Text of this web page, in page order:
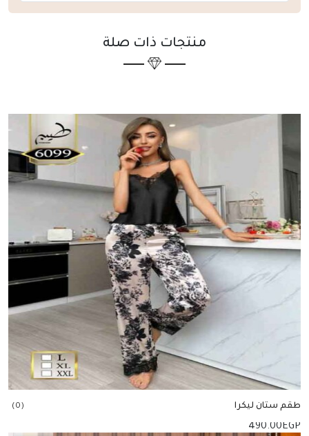
منتجات ذات صلة
طقم ستان ليكرا (0)
490.00EGP